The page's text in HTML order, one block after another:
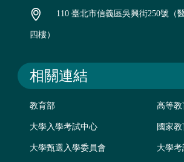
110 臺北市信義區吳興街250號（
四樓）
相關連結
教育部 高等教
大學入學考試中心 國家
大學甄選入學委員會 大學